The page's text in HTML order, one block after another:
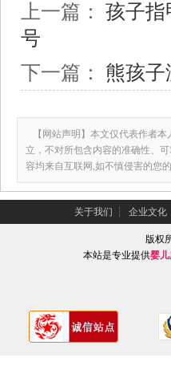
上一篇： 孩子指
号
下一篇： 熊孩
【网站声明】本文仅代表作者本
立，不对所包含内容的准确性、
容均来自互联网,如不慎侵害的您
关于我们 ┆ 企业文化
版权
本站是专业提供婴